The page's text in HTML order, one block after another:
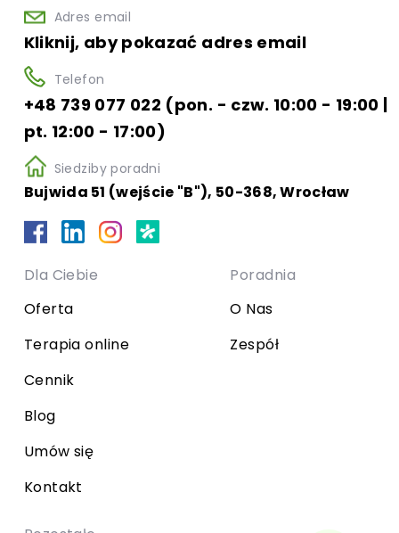
Adres email
Kliknij, aby pokazać adres email
Telefon
+48 739 077 022 (pon. - czw. 10:00 - 19:00 |
pt. 12:00 - 17:00)
Siedziby poradni
Bujwida 51 (wejście "B"), 50-368, Wrocław
Dla Ciebie
Oferta
Terapia online
Cennik
Blog
Umów się
Kontakt
Poradnia
O Nas
Zespół